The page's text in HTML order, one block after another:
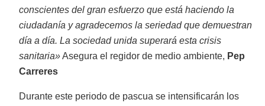
conscientes del gran esfuerzo que está haciendo la
ciudadanía y agradecemos la seriedad que demuestran
día a día. La sociedad unida superará esta crisis
sanitaria»Asegura el regidor de medio ambiente, Pep
Carreres
Durante este periodo de pascua se intensificarán los